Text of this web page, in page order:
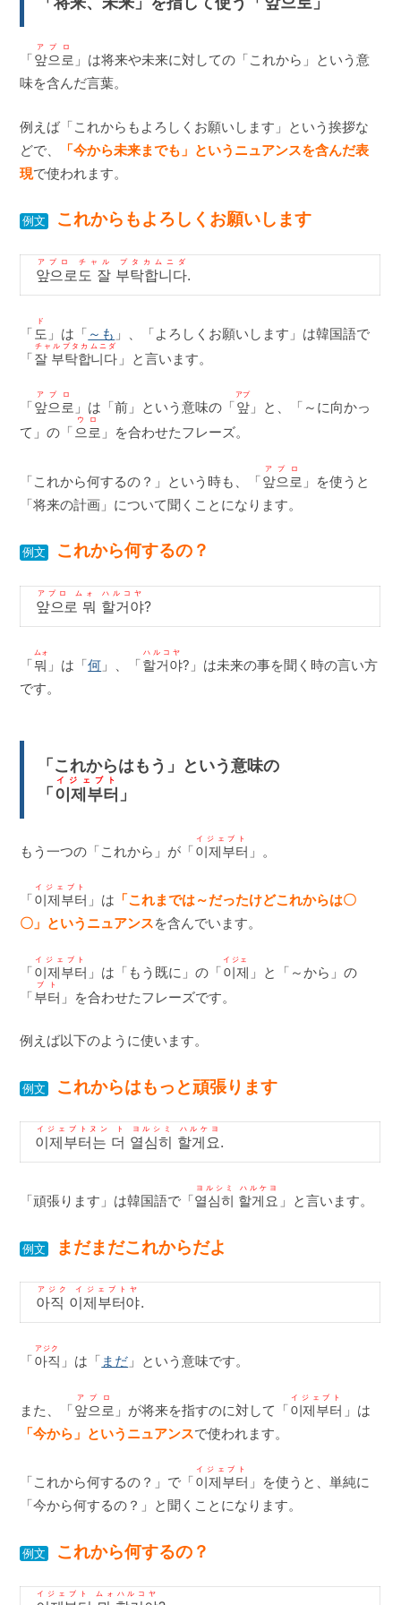
「앞으로
アプロ
」は将来や未来に対しての「これから」という意
味を含んだ言葉。
例えば「これからもよろしくお願いします」という挨拶な
どで、
「今から未来までも」というニュアンスを含んだ表
現で使われます。
例文 これからもよろしくお願いします
앞으로도 잘 부탁합니다
アプロ チャル プタカムニダ
.
「 도
ド
」は「 ～も 」、「よろしくお願いします」は韓国語で
「잘 부탁합니다
チャルプタカムニダ
」と言います。
「앞으로
アプロ
」は「前」という意味の「앞
アプ
」と、「～に向かっ
て」の「으로
ウロ
」を合わせたフレーズ。
「これから何するの？」という時も、「앞으로
アプロ
」を使うと
「将来の計画」について聞くことになります。
例文 これから何するの？
앞으로 뭐 할거야
アプロ ムォ ハルコヤ
?
「뭐
ムォ
」は「何 」、「할거야
ハルコヤ
?」は未来の事を聞く時の言い方
です。
「これからはもう」という意味の
「이제부터
イジェブト
」
もう一つの「これから」が「이제부터
イジェブト
」。
「이제부터
イジェブト
」は 「これまでは～だったけどこれからは〇
〇」というニュアンスを含んでいます。
「이제부터
イジェブト
」は「もう既に」の「이제
イジェ
」と「～から」の
「부터
ブト
」を合わせたフレーズです。
例えば以下のように使います。
例文 これからはもっと頑張ります
이제부터는 더 열심히 할게요
イジェブトヌン ト ヨルシミ ハルケヨ
.
「頑張ります」は韓国語で「열심히 할게요
ヨルシミ ハルケヨ
」と言います。
例文 まだまだこれからだよ
아직 이제부터야
アジク イジェブトヤ
.
「아직
アジク
」は「 まだ 」という意味です。
また、「앞으로
アプロ
」が将来を指すのに対して「이제부터
イジェブト
」は
「今から」というニュアンスで使われます。
「これから何するの？」で「이제부터
イジェブト
」を使うと、単純に
「今から何するの？」と聞くことになります。
例文 これから何するの？
イジェブト ムォハルコヤ